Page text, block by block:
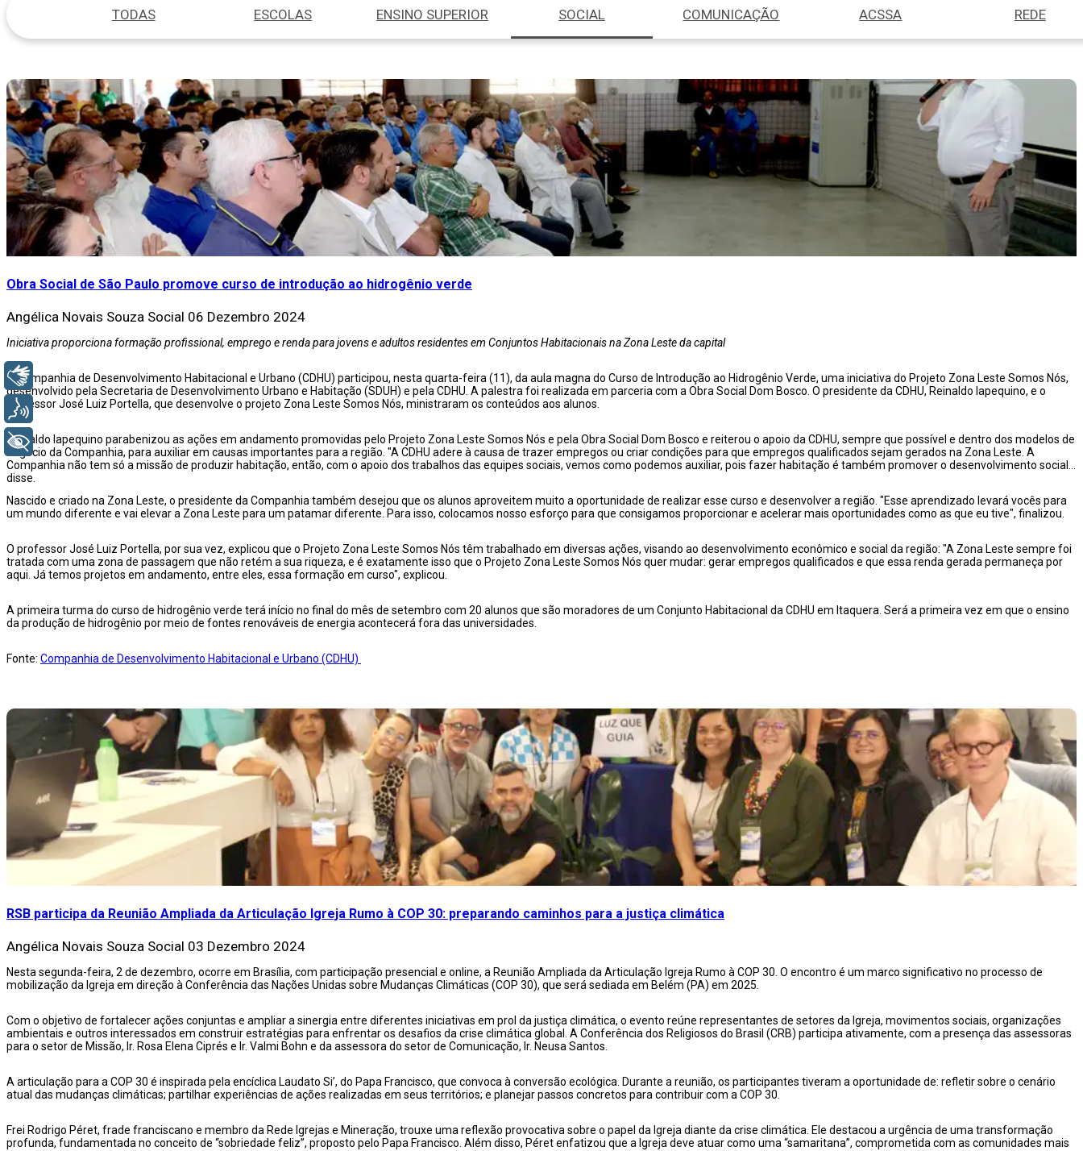
TODAS ESCOLAS ENSINO SUPERIOR SOCIAL COMUNICAÇÃO ACSSA REDE
Obra Social de São Paulo promove curso de introdução ao hidrogênio verde
Angélica Novais Souza Social 06 Dezembro 2024
Iniciativa proporciona formação profissional, emprego e renda para jovens e adultos residentes em Conjuntos Habitacionais na Zona Leste da capital
A Companhia de Desenvolvimento Habitacional e Urbano (CDHU) participou, nesta quarta-feira (11), da aula magna do Curso de Introdução ao Hidrogênio Verde, uma iniciativa do Projeto Zona Leste Somos Nós,
desenvolvido pela Secretaria de Desenvolvimento Urbano e Habitação (SDUH) e pela CDHU. A palestra foi realizada em parceria com a Obra Social Dom Bosco. O presidente da CDHU, Reinaldo Iapequino, e o
professor José Luiz Portella, que desenvolve o projeto Zona Leste Somos Nós, ministraram os conteúdos aos alunos.
Reinaldo Iapequino parabenizou as ações em andamento promovidas pelo Projeto Zona Leste Somos Nós e pela Obra Social Dom Bosco e reiterou o apoio da CDHU, sempre que possível e dentro dos modelos de
negócio da Companhia, para auxiliar em causas importantes para a região. "A CDHU adere à causa de trazer empregos ou criar condições para que empregos qualificados sejam gerados na Zona Leste. A
Companhia não tem só a missão de produzir habitação, então, com o apoio dos trabalhos das equipes sociais, vemos como podemos auxiliar, pois fazer habitação é também promover o desenvolvimento social",
disse.
Nascido e criado na Zona Leste, o presidente da Companhia também desejou que os alunos aproveitem muito a oportunidade de realizar esse curso e desenvolver a região. "Esse aprendizado levará vocês para
um mundo diferente e vai elevar a Zona Leste para um patamar diferente. Para isso, colocamos nosso esforço para que consigamos proporcionar e acelerar mais oportunidades como as que eu tive", finalizou.
O professor José Luiz Portella, por sua vez, explicou que o Projeto Zona Leste Somos Nós têm trabalhado em diversas ações, visando ao desenvolvimento econômico e social da região: "A Zona Leste sempre foi
tratada com uma zona de passagem que não retém a sua riqueza, e é exatamente isso que o Projeto Zona Leste Somos Nós quer mudar: gerar empregos qualificados e que essa renda gerada permaneça por
aqui. Já temos projetos em andamento, entre eles, essa formação em curso", explicou.
A primeira turma do curso de hidrogênio verde terá início no final do mês de setembro com 20 alunos que são moradores de um Conjunto Habitacional da CDHU em Itaquera. Será a primeira vez em que o ensino
da produção de hidrogênio por meio de fontes renováveis de energia acontecerá fora das universidades.
Fonte: Companhia de Desenvolvimento Habitacional e Urbano (CDHU)
RSB participa da Reunião Ampliada da Articulação Igreja Rumo à COP 30: preparando caminhos para a justiça climática
Angélica Novais Souza Social 03 Dezembro 2024
Nesta segunda-feira, 2 de dezembro, ocorre em Brasília, com participação presencial e online, a Reunião Ampliada da Articulação Igreja Rumo à COP 30. O encontro é um marco significativo no processo de
mobilização da Igreja em direção à Conferência das Nações Unidas sobre Mudanças Climáticas (COP 30), que será sediada em Belém (PA) em 2025.
Com o objetivo de fortalecer ações conjuntas e ampliar a sinergia entre diferentes iniciativas em prol da justiça climática, o evento reúne representantes de setores da Igreja, movimentos sociais, organizações
ambientais e outros interessados em construir estratégias para enfrentar os desafios da crise climática global. A Conferência dos Religiosos do Brasil (CRB) participa ativamente, com a presença das assessoras
para o setor de Missão, Ir. Rosa Elena Ciprés e Ir. Valmi Bohn e da assessora do setor de Comunicação, Ir. Neusa Santos.
A articulação para a COP 30 é inspirada pela encíclica Laudato Si’, do Papa Francisco, que convoca à conversão ecológica. Durante a reunião, os participantes tiveram a oportunidade de: refletir sobre o cenário
atual das mudanças climáticas; partilhar experiências de ações realizadas em seus territórios; e planejar passos concretos para contribuir com a COP 30.
Frei Rodrigo Péret, frade franciscano e membro da Rede Igrejas e Mineração, trouxe uma reflexão provocativa sobre o papel da Igreja diante da crise climática. Ele destacou a urgência de uma transformação
profunda, fundamentada no conceito de “sobriedade feliz”, proposto pelo Papa Francisco. Além disso, Péret enfatizou que a Igreja deve atuar como uma “samaritana”, comprometida com as comunidades mais
Libras
Voz
+ Acessibilidade